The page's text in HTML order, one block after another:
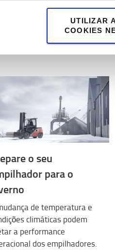
UTILIZAR
COOKIES
o seu
para o
de temperatura e
climáticas podem
a performance
dos empilhadores.